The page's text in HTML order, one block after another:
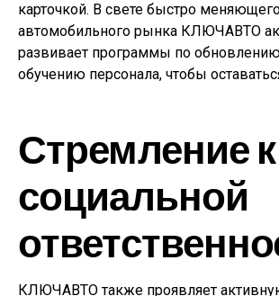
карточкой. В свете быстро
автомобильного рынка КЛЮЧАВТО
развивает программы по
обучению персонала, чтобы
Стремление к
социальной
КЛЮЧАВТО также проявляет